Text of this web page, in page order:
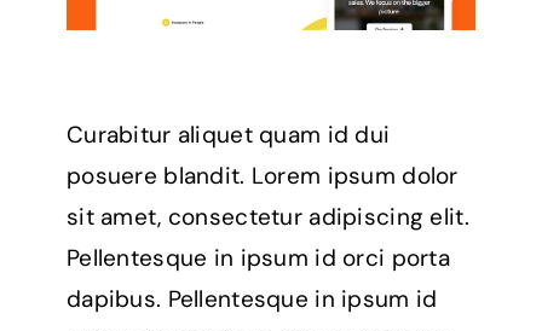
Curabitur aliquet quam id dui
posuere blandit. Lorem ipsum dolor
sit amet, consectetur adipiscing elit.
Pellentesque in ipsum id orci porta
dapibus. Pellentesque in ipsum id